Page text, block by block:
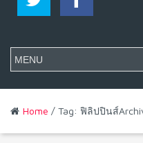
Home / Tag: ฟิลิปปินส์